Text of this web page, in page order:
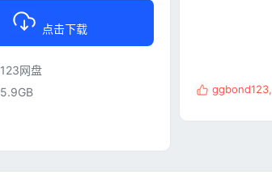
点击下载
123网盘
5.9GB
反
:
ggbond123,